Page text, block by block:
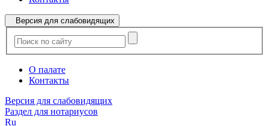
Версия для слабовидящих
О палате
Контакты
Версия для слабовидящих
Раздел для нотариусов
Ru